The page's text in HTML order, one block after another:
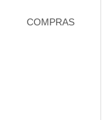
COMPRAS